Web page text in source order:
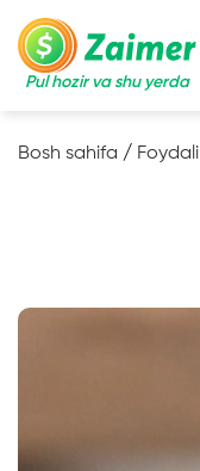
Pul hozir va shu yerda
Bosh sahifa / Foydali